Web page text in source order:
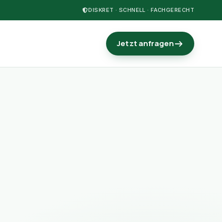
DISKRET · SCHNELL · FACHGERECHT
Jetzt anfragen